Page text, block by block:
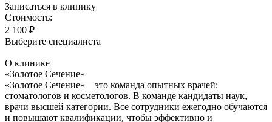
Записаться в клинику
Стоимость:
2 100 ₽
Выберите специалиста
О клинике
«Золотое Сечение»
«Золотое Сечение» – это команда опытных врачей:
стоматологов и косметологов. В команде кандидаты наук,
врачи высшей категории. Все сотрудники ежегодно обучаются
и повышают квалификации, чтобы эффективно и